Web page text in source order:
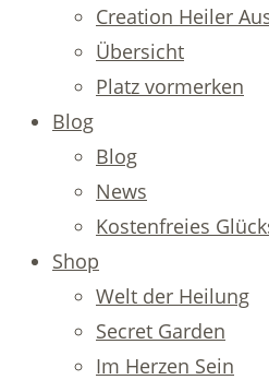
Creation Heiler
Übersicht
Platz vormerken
Blog
Blog
News
Kostenfreies
Shop
Welt der Heilung
Secret Garden
Im Herzen Sein